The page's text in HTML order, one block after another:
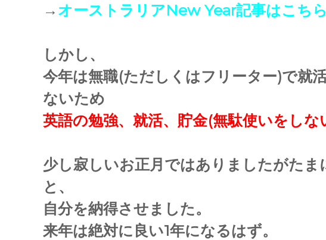
→ オーストラリアNew Year記事はこちら
しかし、
今年は無職(ただしくはフリーター)で就
ないため
英語の勉強、就活、貯金(無駄使いをしな
少し寂しいお正月ではありましたがたま
と、
自分を納得させました。
来年は絶対に良い1年になるはず。